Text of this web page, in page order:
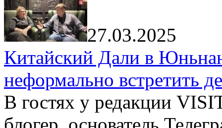
27.03.2025
Китайский Дали в
неформально встретить
В гостях у редакции